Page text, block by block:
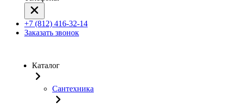
+7 (812) 416-32-14
Заказать звонок
Каталог
Сантехника